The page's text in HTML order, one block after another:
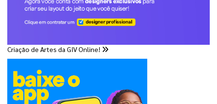
Criação de Artes da GIV Online!